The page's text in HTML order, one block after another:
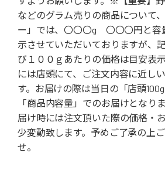
などのグラム売りの商品について
ー」では、〇〇〇g 〇〇〇円と容
示させていただいておりますが、
び１００ｇあたりの価格は目安表
には店頭にて、ご注文内容に近し
す。お届けの際は当日の「店頭
「商品内容量」でのお届けとなり
届け時には注文頂いた際の価格・
少変動致します。予めご了承の上
せ。